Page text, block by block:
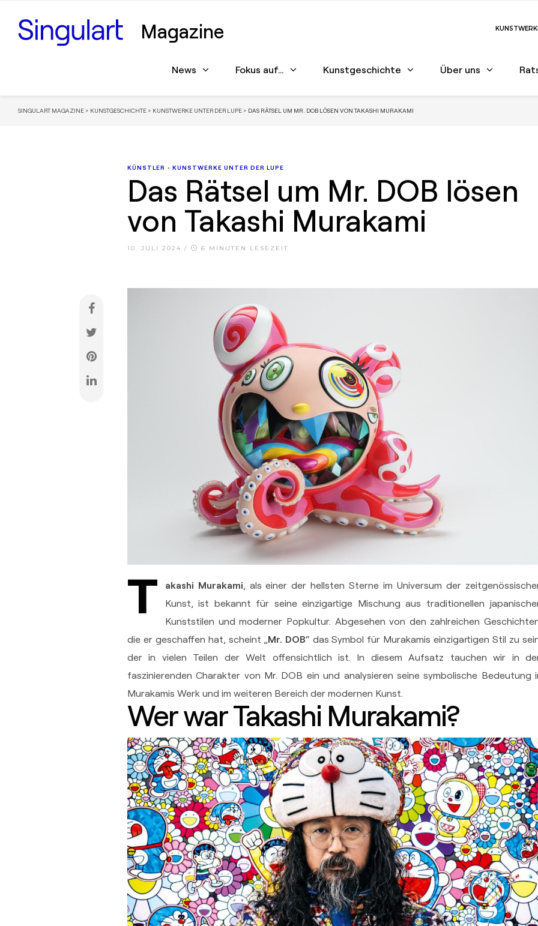
Magazine
News Fokus auf… Kunstgeschichte Über uns
SINGULART MAGAZINE > KUNSTGESCHICHTE > KUNSTWERKE UNTER DER LUPE > DAS RÄTSEL UM MR. DOB LÖSEN VON TAKASHI MURAKAMI
KÜNSTLER • KUNSTWERKE UNTER DER LUPE
Das Rätsel um Mr. DOB lösen
von Takashi Murakami
10. JULI 2024 / 6 MINUTEN LESEZEIT
T akashi Murakami, als einer der hellsten Sterne im Universum der
Kunst, ist bekannt für seine einzigartige Mischung aus traditionellen
Kunststilen und moderner Popkultur. Abgesehen von den zahlreichen
die er geschaffen hat, scheint „Mr. DOB“ das Symbol für Murakamis einzigartigen Stil zu
der in vielen Teilen der Welt offensichtlich ist. In diesem Aufsatz tauchen wir in
faszinierenden Charakter von Mr. DOB ein und analysieren seine symbolische Bedeutung
Murakamis Werk und im weiteren Bereich der modernen Kunst.
Wer war Takashi Murakami?